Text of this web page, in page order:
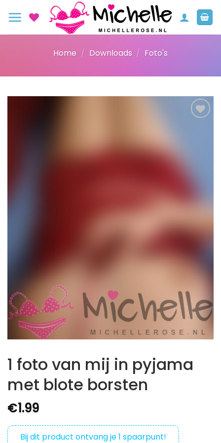
naar
Home / Downloads / Foto's
1 foto van mij in pyjama
met blote borsten
€1.99
Bij dit product ontvang je1 spaarpunt!